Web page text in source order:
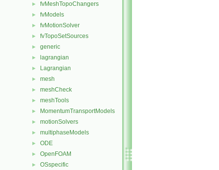
► fvMeshTopoChangers
► fvModels
► fvMotionSolver
► fvTopoSetSources
► generic
► lagrangian
► Lagrangian
► mesh
► meshCheck
► meshTools
► MomentumTransportModels
► motionSolvers
► multiphaseModels
► ODE
► OpenFOAM
► OSspecific